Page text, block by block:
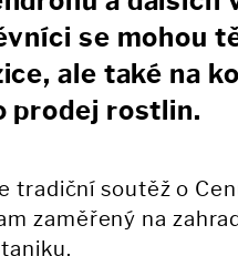
se mohou
ale také na
prodej rostlin.
tradiční soutěž o
zaměřený na